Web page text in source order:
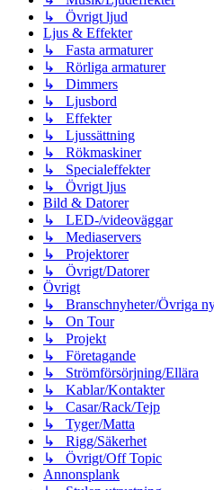
↳ Övrigt ljud
Ljus & Effekter
↳ Fasta armaturer
↳ Rörliga armaturer
↳ Dimmers
↳ Ljusbord
↳ Effekter
↳ Ljussättning
↳ Rökmaskiner
↳ Specialeffekter
↳ Övrigt ljus
Bild & Datorer
↳ LED-/videoväggar
↳ Mediaservers
↳ Projektorer
↳ Övrigt/Datorer
Övrigt
↳ Branschnyheter/Övriga
↳ On Tour
↳ Projekt
↳ Företagande
↳ Strömförsörjning/Ellära
↳ Kablar/Kontakter
↳ Casar/Rack/Tejp
↳ Tyger/Matta
↳ Rigg/Säkerhet
↳ Övrigt/Off Topic
Annonsplank